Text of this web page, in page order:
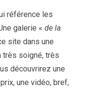
référence les
galerie « de la
site dans une
très soigné, très
découvrirez une
une vidéo, bref,